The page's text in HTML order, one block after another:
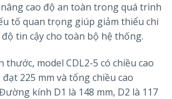
cao độ an toàn trong quá trình
tố quan trọng giúp giảm thiểu chi
tin cậy cho toàn bộ hệ thống.
thước, model CDL2-5 có chiều cao
đạt 225 mm và tổng chiều cao
kính D1 là 148 mm, D2 là 117